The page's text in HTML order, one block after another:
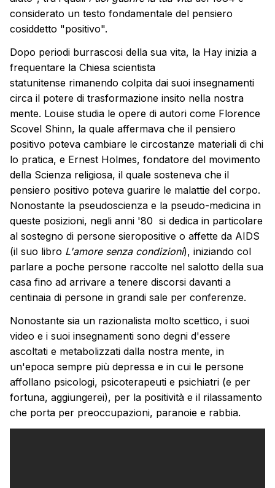
considerato un testo fondamentale del pensiero
cosiddetto "positivo".
Dopo periodi burrascosi della sua vita, la Hay inizia a
frequentare la Chiesa scientista
statunitense rimanendo colpita dai suoi insegnamenti
circa il potere di trasformazione insito nella nostra
mente. Louise studia le opere di autori come Florence
Scovel Shinn, la quale affermava che il pensiero
positivo poteva cambiare le circostanze materiali di chi
lo pratica, e Ernest Holmes, fondatore del movimento
della Scienza religiosa, il quale sosteneva che il
pensiero positivo poteva guarire le malattie del corpo.
Nonostante la pseudoscienza e la pseudo-medicina in
queste posizioni, negli anni '80 si dedica in particolare
al sostegno di persone sieropositive o affette da AIDS
(il suo libro L'amore senza condizioni), iniziando col
parlare a poche persone raccolte nel salotto della sua
casa fino ad arrivare a tenere discorsi davanti a
centinaia di persone in grandi sale per conferenze.
Nonostante sia un razionalista molto scettico, i suoi
video e i suoi insegnamenti sono degni d'essere
ascoltati e metabolizzati dalla nostra mente, in
un'epoca sempre più depressa e in cui le persone
affollano psicologi, psicoterapeuti e psichiatri (e per
fortuna, aggiungerei), per la positività e il rilassamento
che porta per preoccupazioni, paranoie e rabbia.